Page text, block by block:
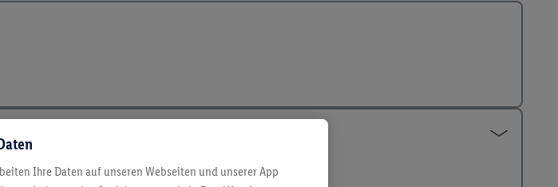
Ihre Daten auf unseren Webseiten und unserer App